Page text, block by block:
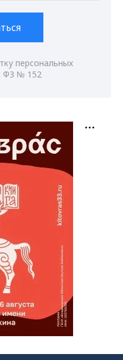
персональных
ФЗ № 152